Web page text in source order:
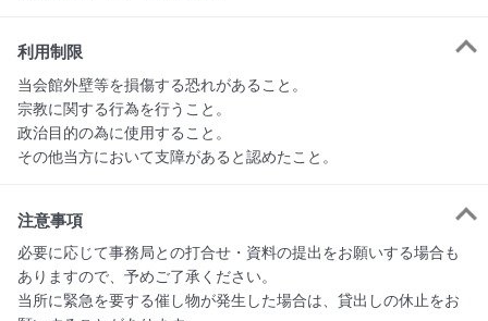
利用制限
当会館外壁等を損傷する恐れがあること。
宗教に関する行為を行うこと。
政治目的の為に使用すること。
その他当方において支障があると認めたこと。
注意事項
必要に応じて事務局との打合せ・資料の提出をお願いする場合も
ありますので、予めご了承ください。
当所に緊急を要する催し物が発生した場合は、貸出しの休止をお